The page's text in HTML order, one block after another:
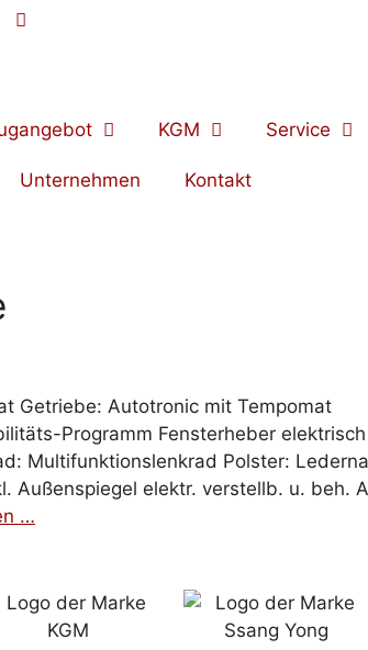
KGM Service
Unternehmen Kontakt
Getriebe: Autotronic mit Tempomat
Programm Fensterheber
Multifunktionslenkrad Polster:
Außenspiegel elektr. verstellb. u. beh.
…